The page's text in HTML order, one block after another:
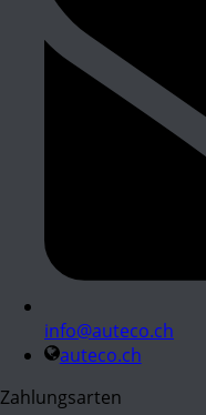
info@auteco.ch
auteco.ch
Zahlungsarten